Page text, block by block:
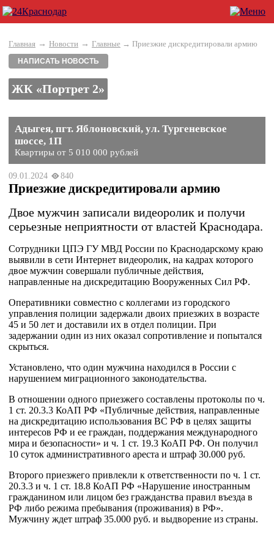
Главная → Новости → Главные → Приезжие дискредитировали армию
НАПИСАТЬ НОВОСТЬ
ЖК «Портрет 2»
Адыгея, пгт. Яблоновский, ул. Тургеневское
шоссе, 1П
Квартиры от 5 010 000 рублей
09.01.2024 840
Приезжие дискредитировали армию
Двое мужчин записали видеоролик и получи
серьезные неприятности от властей Краснодара.
Сотрудники ЦПЭ ГУ МВД России по Краснодарскому краю
выявили в сети Интернет видеоролик, на кадрах которого
двое мужчин совершали публичные действия,
направленные на дискредитацию Вооруженных Сил РФ.
Оперативники совместно с коллегами из городского
управления полиции задержали двоих приезжих в возрасте
45 и 50 лет и доставили их в отдел полиции. При
задержании один из них оказал сопротивление и попытался
скрыться.
Установлено, что один мужчина находился в России с
нарушением миграционного законодательства.
В отношении одного приезжего составлены протоколы по ч.
1 ст. 20.3.3 КоАП РФ «Публичные действия, направленные
на дискредитацию использования ВC РФ в целях защиты
интересов РФ и ее граждан, поддержания международного
мира и безопасности» и ч. 1 ст. 19.3 КоАП РФ. Он получил
10 суток административного ареста и штраф 30.000 руб.
Второго приезжего привлекли к ответственности по ч. 1 ст.
20.3.3 и ч. 1 ст. 18.8 КоАП РФ «Нарушение иностранным
гражданином или лицом без гражданства правил въезда в
РФ либо режима пребывания (проживания) в РФ».
Мужчину ждет штраф 35.000 руб. и выдворение из страны.